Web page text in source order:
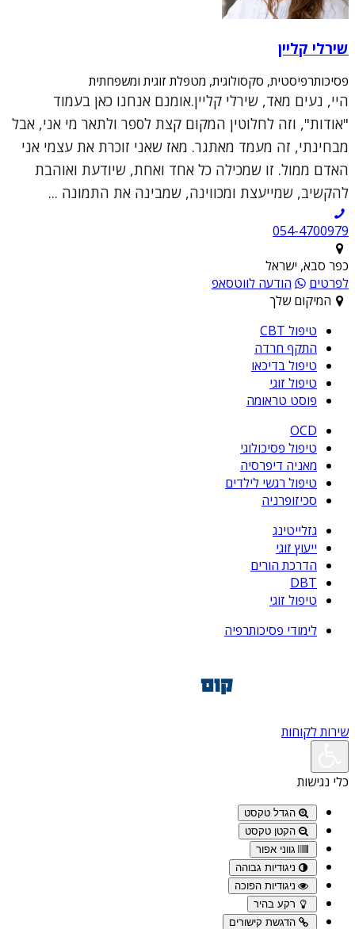
שירלי קליין
פסיכותרפיסטית, סקסולוגית, מטפלת זוגית ומשפחתית
היי, נעים מאד, שירלי קליין.אומנם אנחנו כאן בעמוד
"אודות", וזה לחלוטין המקום קצת לספר ולתאר מי אני, אבל
מבחינתי, זה מעמד מאתגר. מאז שאני זוכרת את עצמי אני
האדם ממול. זו שמכילה כל אחד ואחת, שיודעת ואוהבת
להקשיב, שמייעצת ומכווינה, שמבינה את התמונה ...
054-4700979
כפר סבא, ישראל
לפרטים
הודעה לווטסאפ
המיקום שלך
טיפול CBT
התקף חרדה
טיפול בדיכאו
טיפול זוגי
פוסט טראומה
OCD
טיפול פסיכולוגי
מאניה דיפרסיה
טיפול רגשי לילדים
סכיזופרניה
גזלייטינג
ייעוץ זוגי
הדרכת הורים
DBT
טיפול זוגי
לימודי פסיכותרפיה
שירות לקוחות
כלי נגישות
הגדל טקסט
הקטן טקסט
גווני אפור
ניגודיות גבוהה
ניגודיות הפוכה
רקע בהיר
הדגשת קישורים